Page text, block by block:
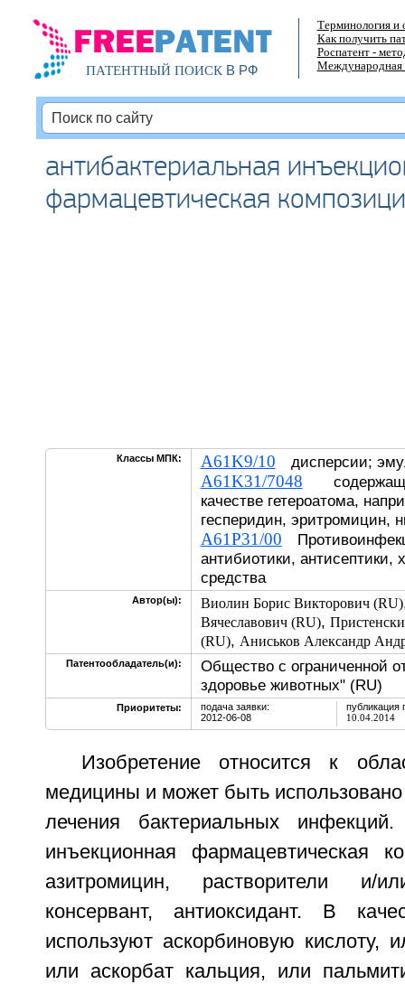
ПАТЕНТНЫЙ ПОИСКВ РФ
Терминология и
Как получить
Роспатент -
Международная
антибактериальная
фармацевтическая
Классы МПК: A61K9/10 дисперсии;
A61K31/7048
качестве гетероатома,
гесперидин, эритромицин,
A61P31/00
антибиотики, антисептики,
средства
Автор(ы): Виолин Борис Викторович (RU)
Вячеславович (RU),
(RU), Аниськов Александр
Патентообладатель(и):
Общество с ограниченной
здоровье животных" (RU)
Приоритеты:
подача заявки:
2012-06-08
публикация
10.04.2014
Изобретение относится к
медицины и может быть
лечения бактериальных инфекций.
инъекционная фармацевтическая
азитромицин, растворители и/
консервант, антиоксидант. В
используют аскорбиновую кислоту,
или аскорбат кальция, или